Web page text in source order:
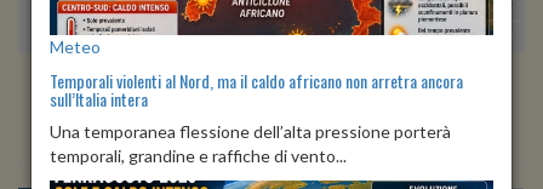
vento debole
Pioggia:0 mm| Neve:0 mm
ore 06:25 ore 20:42
Meteo
Temporali violenti al Nord, ma il caldo africano non arretra ancora
sull’Italia intera
Una temporanea flessione dell’alta pressione porterà
temporali, grandine e raffiche di vento...